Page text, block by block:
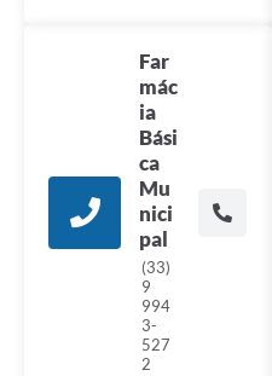
Far
mác
ia
Bási
ca
Mu
nici
pal
(33)
9
994
3-
527
2